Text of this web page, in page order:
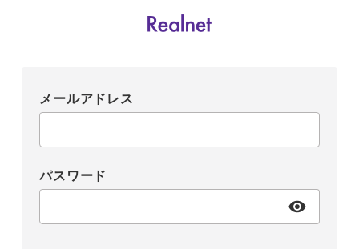
メールアドレス
パスワード